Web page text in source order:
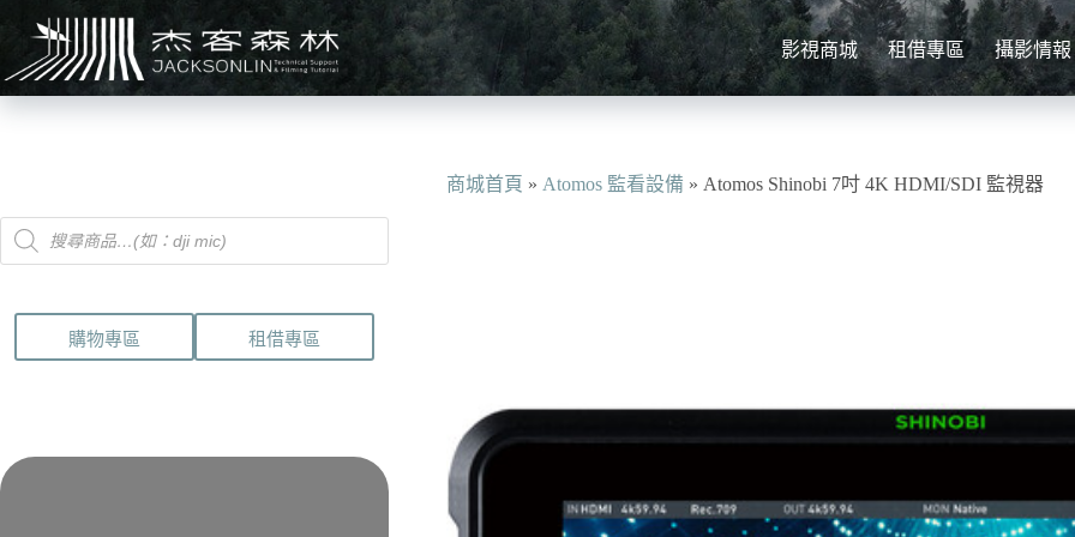
主
要
影視商城 租借專區 攝影情報
商城首頁 » Atomos 監看設備 » Atomos Shinobi 7吋 4K HDMI/SDI 監視器
Products
search
購物專區 租借專區